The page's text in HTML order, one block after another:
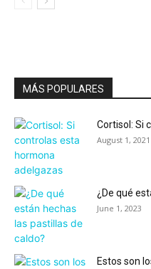
MÁS POPULARES
Cortisol: Si
August 1, 2021
¿De qué
June 1, 2023
Estos son